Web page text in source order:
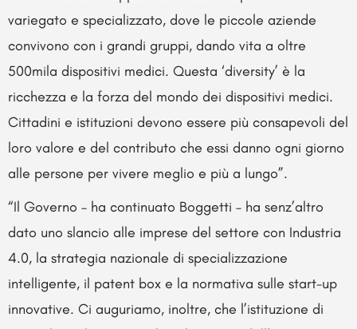
variegato e specializzato, dove le piccole aziende
convivono con i grandi gruppi, dando vita a oltre
500mila dispositivi medici. Questa ‘diversity’ è la
ricchezza e la forza del mondo dei dispositivi medici.
Cittadini e istituzioni devono essere più consapevoli del
loro valore e del contributo che essi danno ogni giorno
alle persone per vivere meglio e più a lungo”.
“Il Governo – ha continuato Boggetti – ha senz’altro
dato uno slancio alle imprese del settore con Industria
4.0, la strategia nazionale di specializzazione
intelligente, il patent box e la normativa sulle start-up
innovative. Ci auguriamo, inoltre, che l’istituzione di